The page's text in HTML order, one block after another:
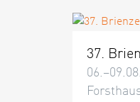
37.